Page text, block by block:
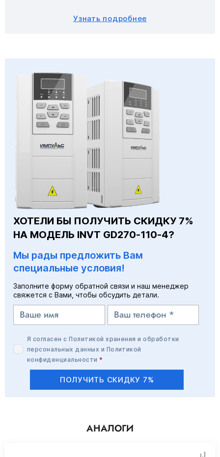
Узнать подробнее
ХОТЕЛИ БЫ ПОЛУЧИТЬ СКИДКУ 7%
НА МОДЕЛЬ INVT GD270-110-4?
Мы рады предложить Вам
специальные условия!
Заполните форму обратной связи и наш менеджер
свяжется с Вами, чтобы обсудить детали.
Я согласен сПолитикой хранения и обработки
персональных данных и Политикой
конфиденциальности *
ПОЛУЧИТЬ СКИДКУ 7%
АНАЛОГИ